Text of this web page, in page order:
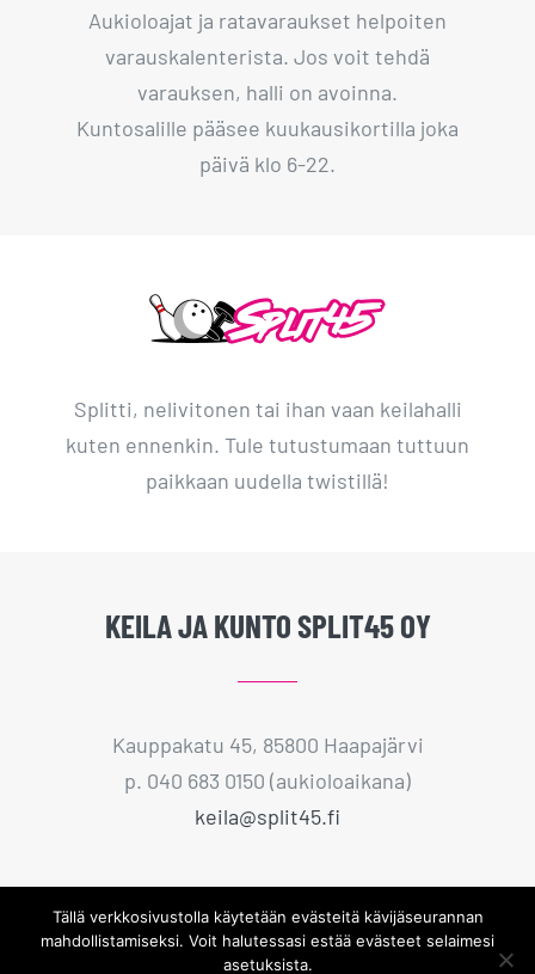
Aukioloajat ja ratavaraukset helpoiten
varauskalenterista. Jos voit tehdä
varauksen, halli on avoinna.
Kuntosalille pääsee kuukausikortilla joka
päivä klo 6-22.
Splitti, nelivitonen tai ihan vaan keilahalli
kuten ennenkin. Tule tutustumaan tuttuun
paikkaan uudella twistillä!
KEILA JA KUNTO SPLIT45 OY
Kauppakatu 45, 85800 Haapajärvi
p. 040 683 0150 (aukioloaikana)
keila@split45.fi
Tällä verkkosivustolla käytetään evästeitä kävijäseurannan
mahdollistamiseksi. Voit halutessasi estää evästeet selaimesi
asetuksista.